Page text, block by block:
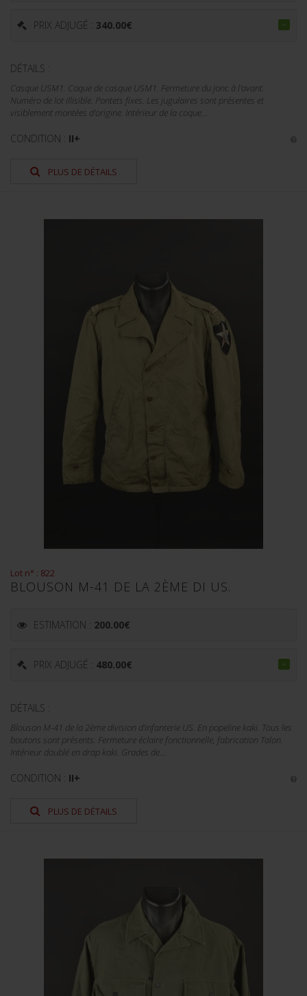
PRIX ADJUGÉ : 340.00€
DÉTAILS :
Casque USM1. Coque de casque USM1. Fermeture du jonc à l'avant.
Numéro de lot illisible. Pontets fixes. Les jugulaires sont présentes et
visiblement montées d'origine. Intérieur de la coque...
CONDITION : II+
PLUS DE DÉTAILS
Lot n° : 822
BLOUSON M-41 DE LA 2ÈME DI US.
ESTIMATION : 200.00€
PRIX ADJUGÉ : 480.00€
DÉTAILS :
Blouson M-41 de la 2ème division d'infanterie US. En popeline kaki. Tous les
boutons sont présents. Fermeture éclaire fonctionnelle, fabrication Talon.
Intérieur doublé en drap kaki. Grades de...
CONDITION : II+
PLUS DE DÉTAILS